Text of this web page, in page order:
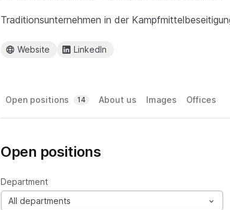
Traditionsunternehmen in der
Website LinkedIn
Open positions 14 About us Images Offices
Open positions
Department
All departments